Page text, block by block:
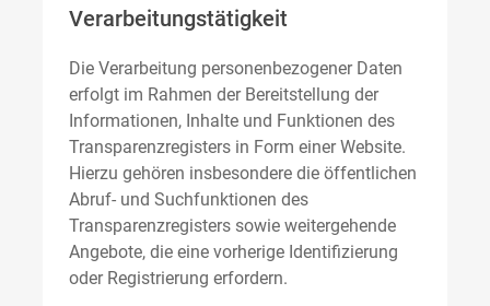
Verarbeitungstätigkeit
Die Verarbeitung personenbezogener Daten
erfolgt im Rahmen der Bereitstellung der
Informationen, Inhalte und Funktionen des
Transparenzregisters in Form einer Website.
Hierzu gehören insbesondere die öffentlichen
Abruf- und Suchfunktionen des
Transparenzregisters sowie weitergehende
Angebote, die eine vorherige Identifizierung
oder Registrierung erfordern.